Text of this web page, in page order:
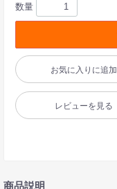
数量
お気に入りに追加
レビューを見る
商品説明